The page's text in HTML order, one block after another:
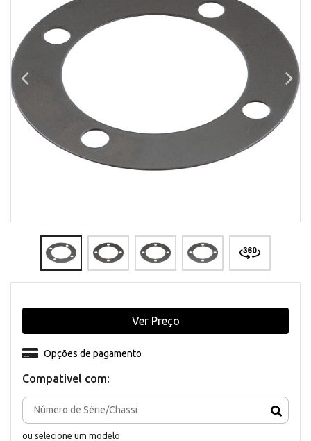
Compativel com:
ou selecione um modelo:
Opções de pagamento
Ver Preço